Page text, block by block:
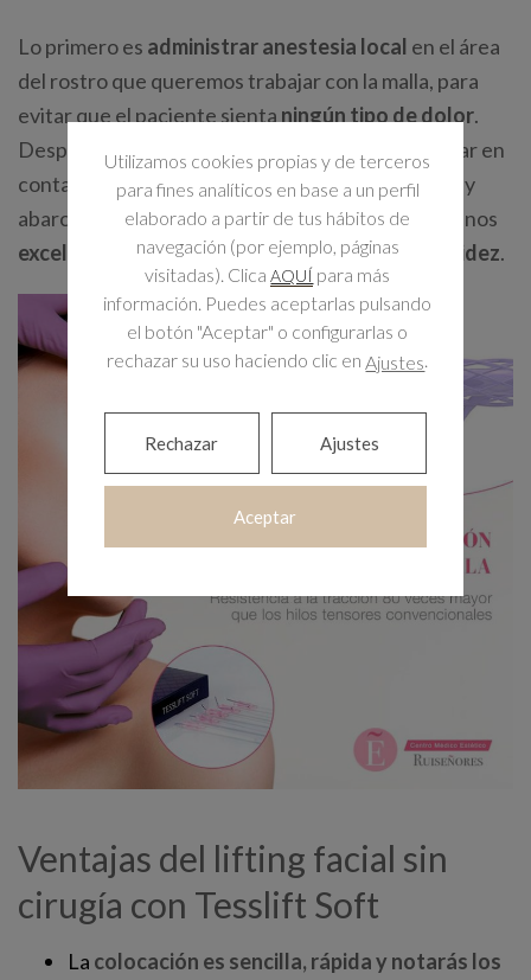
Lo primero es administrar anestesia local en el área
del rostro que queremos trabajar con la malla, para
evitar que el paciente sienta ningún tipo de dolor.
Después, se introduce la malla en la piel y, al entrar en
contacto con los tejidos, se abre, expandiéndose y
abarcando una gran superficie, lo que consigue unos
excelentes resultados a la hora eliminar la flacidez.
Ventajas del lifting facial sin
cirugía con Tesslift Soft
La colocación es sencilla, rápida y notarás los
Utilizamos cookies propias y de terceros
para fines analíticos en base a un perfil
elaborado a partir de tus hábitos de
navegación (por ejemplo, páginas
visitadas). ClicaAQUÍ para más
información. Puedes aceptarlas pulsando
el botón "Aceptar" o configurarlas o
rechazar su uso haciendo clic en Ajustes.
Aceptar
Rechazar Ajustes